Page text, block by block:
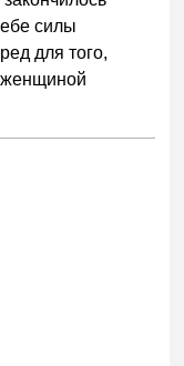
силы
для того,
женщиной